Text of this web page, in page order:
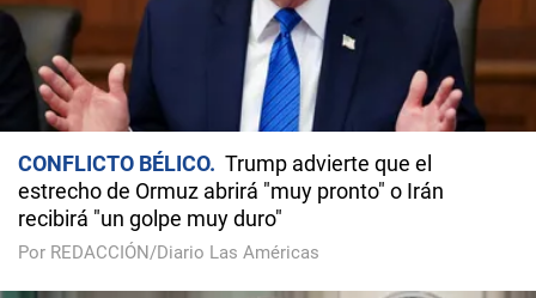
CONFLICTO BÉLICO
Trump advierte que el
estrecho de Ormuz abrirá "muy pronto" o Irán
recibirá "un golpe muy duro"
Por REDACCIÓN/Diario Las Américas